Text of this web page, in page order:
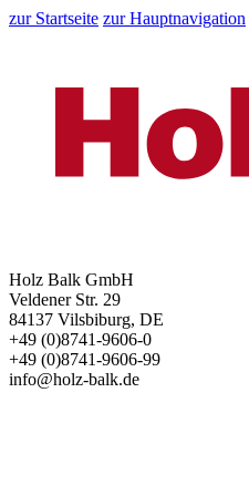
zur Startseite zur Hauptnavigation
Holz Balk GmbH
Veldener Str. 29
84137 Vilsbiburg, DE
+49 (0)8741-9606-0
+49 (0)8741-9606-99
info@holz-balk.de